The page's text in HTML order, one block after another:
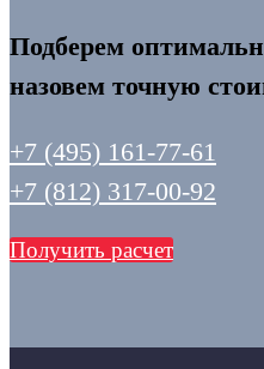
Подберем
назовем точную
+7 (495) 161-77-61
+7 (812) 317-00-92
Получить расчет